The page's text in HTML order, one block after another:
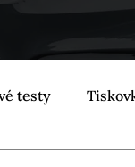
testy